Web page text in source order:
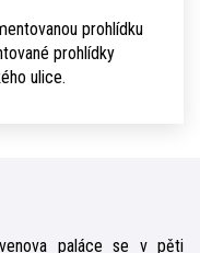
prohlídku
prohlídky
ulice.
paláce se v pěti